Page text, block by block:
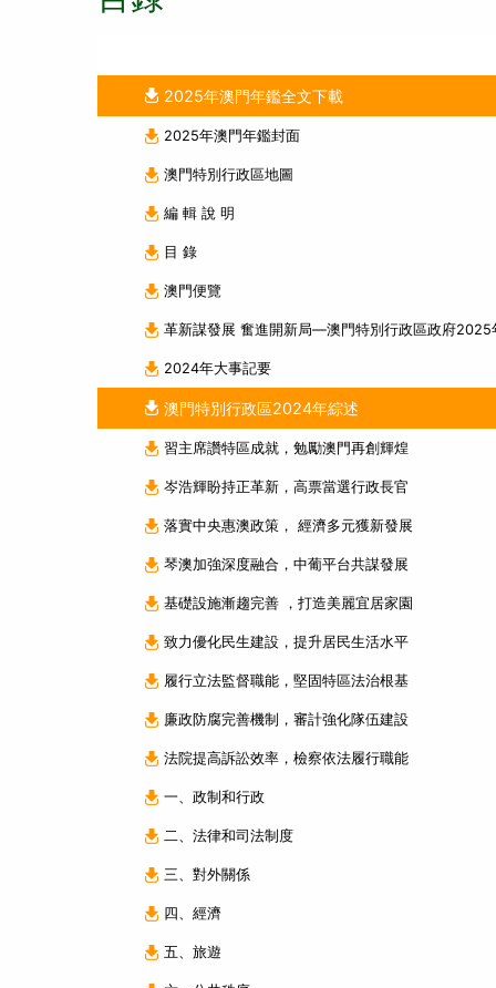
2025年澳門年鑑全文下載
2025年澳門年鑑封面
澳門特別行政區地圖
編 輯 說 明
目 錄
澳門便覽
革新謀發展 奮進開新局—澳門特別行政區政府2025
2024年大事記要
澳門特別行政區2024年綜述
習主席讚特區成就，勉勵澳門再創輝煌
岑浩輝盼持正革新，高票當選行政長官
落實中央惠澳政策， 經濟多元獲新發展
琴澳加強深度融合，中葡平台共謀發展
基礎設施漸趨完善 ，打造美麗宜居家園
致力優化民生建設，提升居民生活水平
履行立法監督職能，堅固特區法治根基
廉政防腐完善機制，審計強化隊伍建設
法院提高訴訟效率，檢察依法履行職能
一、政制和行政
二、法律和司法制度
三、對外關係
四、經濟
五、旅遊